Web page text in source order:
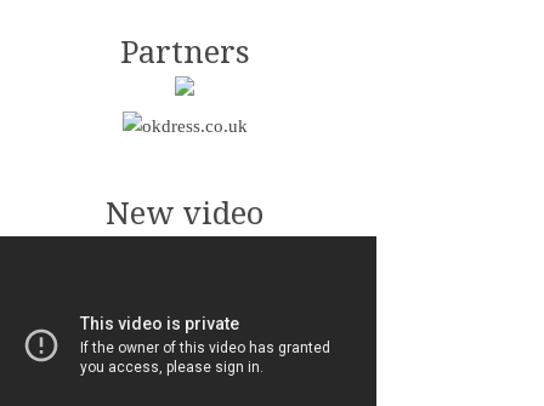
Partners
New video